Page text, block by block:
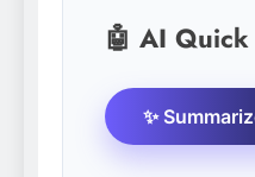
🤖 AI
✨